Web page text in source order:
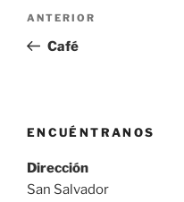
entradas
Entrada
anterior:
ANTERIOR
Café
ENCUÉNTRANOS
Dirección
San Salvador